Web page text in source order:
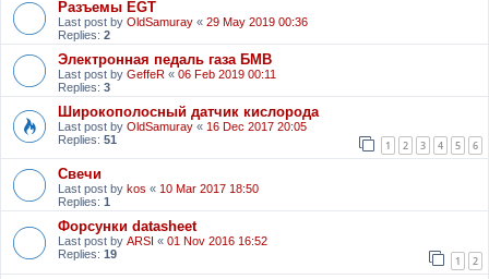
Разъемы EGT
Last post by OldSamuray « 29 May 2019 00:36
Replies: 2
Электронная педаль газа БМВ
Last post by GeffeR « 06 Feb 2019 00:11
Replies: 3
Широкополосный датчик кислорода
Last post by OldSamuray « 16 Dec 2017 20:05
Replies: 51 1 2 3 4 5 6
Свечи
Last post by kos « 10 Mar 2017 18:50
Replies: 1
Форсунки datasheet
Last post by ARSI « 01 Nov 2016 16:52
Replies: 19 1 2